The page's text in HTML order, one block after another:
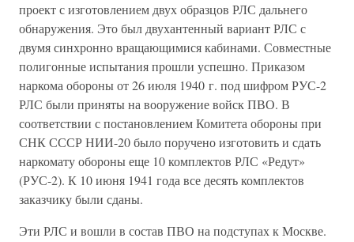
проект с изготовлением двух образцов РЛС дальнего
обнаружения. Это был двухантенный вариант РЛС с
двумя синхронно вращающимися кабинами. Совместные
полигонные испытания прошли успешно. Приказом
наркома обороны от 26 июля 1940 г. под шифром РУС-2
РЛС были приняты на вооружение войск ПВО. В
соответствии с постановлением Комитета обороны при
СНК СССР НИИ-20 было поручено изготовить и сдать
наркомату обороны еще 10 комплектов РЛС «Редут»
(РУС-2). К 10 июня 1941 года все десять комплектов
заказчику были сданы.
Эти РЛС и вошли в состав ПВО на подступах к Москве.